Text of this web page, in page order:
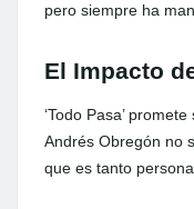
pero siempre ha
El Impacto
‘Todo Pasa’
Andrés Obregón no
que es tanto